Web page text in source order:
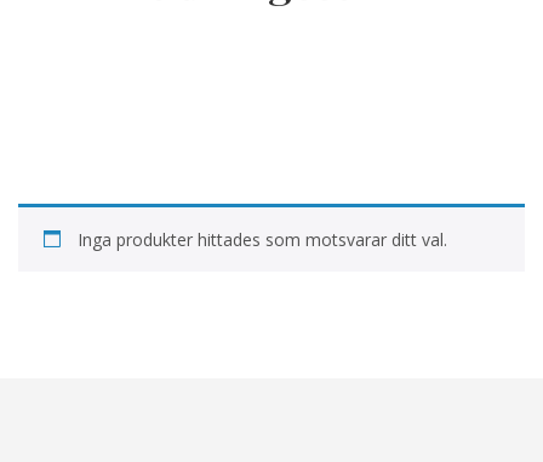
Inga produkter hittades som motsvarar ditt val.